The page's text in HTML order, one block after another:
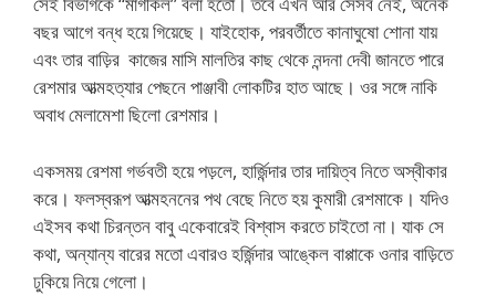
বছর আগে বন্ধ হয়ে গিয়েছে। যাইহোক, পরবর্তীতে কানাঘুষো শোনা যায়
এবং তার বাড়ির কাজের মাসি মালতির কাছ থেকে নন্দনা দেবী জানতে পারে
রেশমার আত্মহত্যার পেছনে পাঞ্জাবী লোকটির হাত আছে। ওর সঙ্গে নাকি
অবাধ মেলামেশা ছিলো রেশমার।
একসময় রেশমা গর্ভবতী হয়ে পড়লে, হার্জিন্দার তার দায়িত্ব নিতে অস্বীকার
করে। ফলস্বরূপ আত্মহননের পথ বেছে নিতে হয় কুমারী রেশমাকে। যদিও
এইসব কথা চিরন্তন বাবু একেবারেই বিশ্বাস করতে চাইতো না। যাক সে
কথা, অন্যান্য বারের মতো এবারও হর্জিন্দার আঙ্কেল বাপ্পাকে ওনার বাড়িতে
ঢুকিয়ে নিয়ে গেলো।